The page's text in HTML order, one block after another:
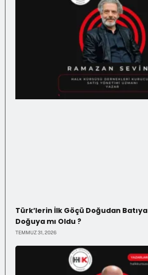
Türk’lerin İlk Göçü Doğudan Batıya
Doğuya mı Oldu ?
TEMMUZ 31, 2026